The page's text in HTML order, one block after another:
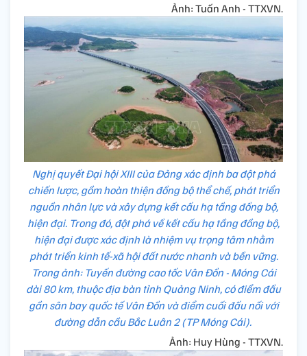
Ảnh: Tuấn Anh - TTXVN.
Nghị quyết Đại hội XIII của Đảng xác định ba đột phá
chiến lược, gồm hoàn thiện đồng bộ thể chế, phát triển
nguồn nhân lực và xây dựng kết cấu hạ tầng đồng bộ,
hiện đại. Trong đó, đột phá về kết cấu hạ tầng đồng bộ,
hiện đại được xác định là nhiệm vụ trọng tâm nhằm
phát triển kinh tế-xã hội đất nước nhanh và bền vững.
Trong ảnh: Tuyến đường cao tốc Vân Đồn - Móng Cái
dài 80 km, thuộc địa bàn tỉnh Quảng Ninh, có điểm đầu
gần sân bay quốc tế Vân Đồn và điểm cuối đấu nối với
đường dẫn cầu Bắc Luân 2 (TP Móng Cái).
Ảnh: Huy Hùng - TTXVN.